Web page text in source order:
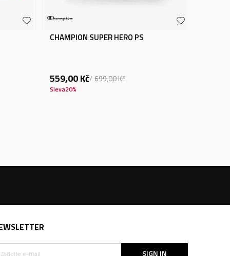
CHAMPION SUPER HERO PS
559,00Kč 699,00Kč
Sleva20%
SIGN IN